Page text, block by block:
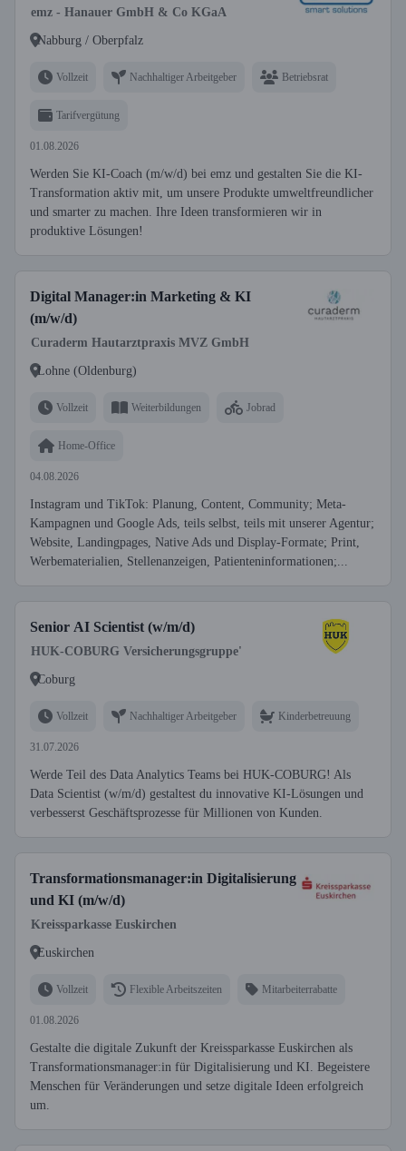
emz - Hanauer GmbH & Co KGaA
Nabburg / Oberpfalz
Vollzeit Nachhaltiger Arbeitgeber Betriebsrat
Tarifvergütung
01.08.2026
Werden Sie KI-Coach (m/w/d) bei emz und gestalten Sie die KI-
Transformation aktiv mit, um unsere Produkte umweltfreundlicher
und smarter zu machen. Ihre Ideen transformieren wir in
produktive Lösungen!
Digital Manager:in Marketing & KI
(m/w/d)
Curaderm Hautarztpraxis MVZ GmbH
Lohne (Oldenburg)
Vollzeit Weiterbildungen Jobrad
Home-Office
04.08.2026
Instagram und TikTok: Planung, Content, Community; Meta-
Kampagnen und Google Ads, teils selbst, teils mit unserer Agentur;
Website, Landingpages, Native Ads und Display-Formate; Print,
Werbematerialien, Stellenanzeigen, Patienteninformationen;...
Senior AI Scientist (w/m/d)
HUK-COBURG Versicherungsgruppe'
Coburg
Vollzeit Nachhaltiger Arbeitgeber Kinderbetreuung
31.07.2026
Werde Teil des Data Analytics Teams bei HUK-COBURG! Als
Data Scientist (w/m/d) gestaltest du innovative KI-Lösungen und
verbesserst Geschäftsprozesse für Millionen von Kunden.
Transformationsmanager:in Digitalisierung
und KI (m/w/d)
Kreissparkasse Euskirchen
Euskirchen
Vollzeit Flexible Arbeitszeiten Mitarbeiterrabatte
01.08.2026
Gestalte die digitale Zukunft der Kreissparkasse Euskirchen als
Transformationsmanager:in für Digitalisierung und KI. Begeistere
Menschen für Veränderungen und setze digitale Ideen erfolgreich
um.